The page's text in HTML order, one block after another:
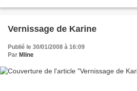
Vernissage de Karine
Publié le 30/01/2008 à 16:09
Par Mline